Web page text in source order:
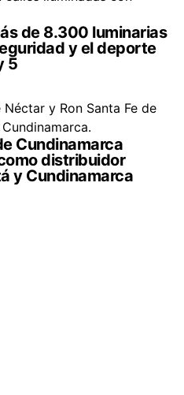
de 8.300 luminarias
y el deporte
5
Cundinamarca
distribuidor
y Cundinamarca